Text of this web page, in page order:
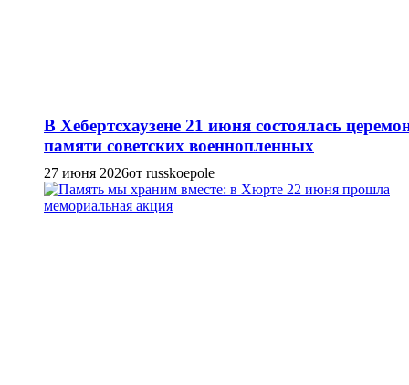
В Хебертсхаузене 21 июня состоялась
памяти советских военнопленных
27 июня 2026от russkoepole